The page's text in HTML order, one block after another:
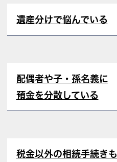
遺産分けで悩んでいる
配偶者や子・孫名義に
預金を分散している
税金以外の相続手続きも